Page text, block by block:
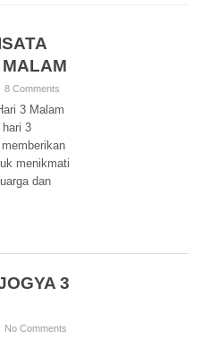
8 Comments
3 Malam
3
menikmati
dan
3
No Comments